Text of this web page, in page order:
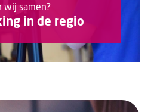
wij samen?
in de regio